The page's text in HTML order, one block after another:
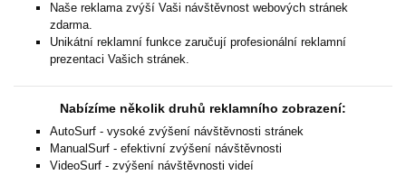
Naše reklama zvýší Vaši návštěvnost webových stránek
zdarma.
Unikátní reklamní funkce zaručují profesionální reklamní
prezentaci Vašich stránek.
Nabízíme několik druhů reklamního zobrazení:
AutoSurf - vysoké zvýšení návštěvnosti stránek
ManualSurf - efektivní zvýšení návštěvnosti
VideoSurf - zvýšení návštěvnosti videí